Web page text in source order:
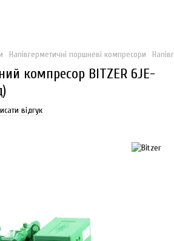
Напівгерметичні поршневі компресори
компресор BITZER 6JE-
відгук